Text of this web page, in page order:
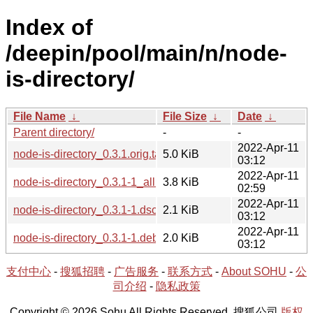
Index of
/deepin/pool/main/n/node-
is-directory/
File Name ↓ File Size ↓ Date ↓
Parent directory/
-
-
node-is-directory_0.3.1.orig.tar.gz5.0 KiB
2022-Apr-11
03:12
node-is-directory_0.3.1-1_all.deb3.8 KiB
2022-Apr-11
02:59
node-is-directory_0.3.1-1.dsc
2.1 KiB
2022-Apr-11
03:12
node-is-directory_0.3.1-1.debian.tar.xz
2.0 KiB
2022-Apr-11
03:12
支付中心 - 搜狐招聘 - 广告服务 - 联系方式 - About SOHU - 公
司介绍 - 隐私政策